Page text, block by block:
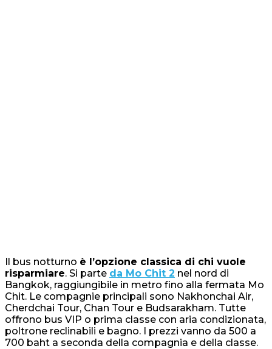
Il bus notturno è l’opzione classica di chi vuole
risparmiare. Si parte da Mo Chit 2 nel nord di
Bangkok, raggiungibile in metro fino alla fermata Mo
Chit. Le compagnie principali sono Nakhonchai Air,
Cherdchai Tour, Chan Tour e Budsarakham. Tutte
offrono bus VIP o prima classe con aria condizionata,
poltrone reclinabili e bagno. I prezzi vanno da 500 a
700 baht a seconda della compagnia e della classe.